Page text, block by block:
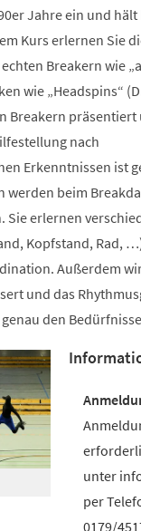
Jahre ein und hält
Kurs erlernen Sie
Breakern wie
wie „Headspins“
Breakern
nach
Erkenntnissen ist
werden beim
Sie erlernen
Kopfstand, Rad,
Außerdem
und das
den
unter
per
0179/